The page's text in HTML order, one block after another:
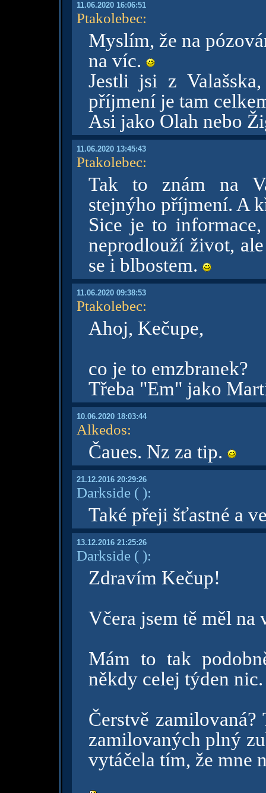
11.06.2020 16:06:51
Ptakolebec:
Myslím, že na
na víc.
Jestli jsi z
příjmení je tam
Asi jako Olah nebo
11.06.2020 13:45:43
Ptakolebec:
Tak to znám na
stejnýho příjmení. A
Sice je to
neprodlouží život,
se i blbostem.
11.06.2020 09:38:53
Ptakolebec:
Ahoj, Kečupe,
co je to emzbranek?
Třeba "Em" jako
10.06.2020 18:03:44
Alkedos:
Čaues. Nz za tip.
21.12.2016 20:29:26
Darkside( ):
Také přeji šťastné a
13.12.2016 21:25:26
Darkside( ):
Zdravím Kečup!
Včera jsem tě měl na
Mám to tak
někdy celej týden
Čerstvě
zamilovaných plný
vytáčela tím, že mne